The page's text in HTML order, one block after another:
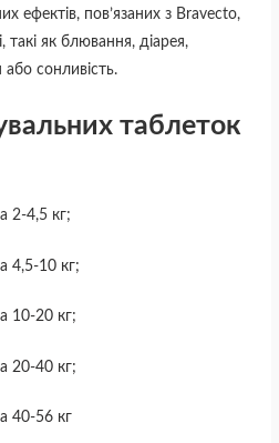
ефектів, пов’язаних з Bravecto,
такі як блювання, діарея,
сонливість.
таблеток
2-4,5 кг;
4,5-10 кг;
10-20 кг;
20-40 кг;
40-56 кг